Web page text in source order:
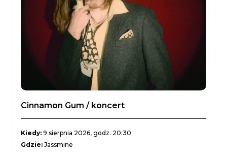
Cinnamon Gum / koncert
Kiedy: 9 sierpnia 2026, godz. 20:30
Gdzie: Jassmine